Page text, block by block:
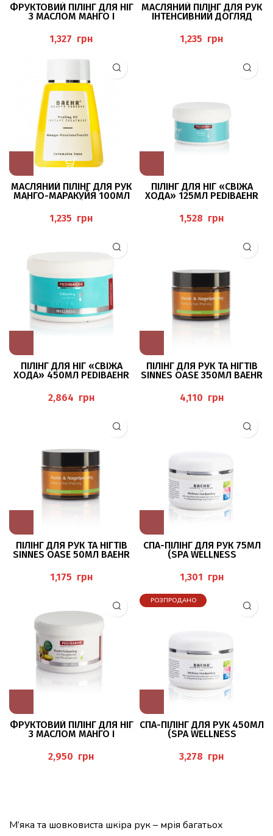
ФРУКТОВИЙ ПІЛІНГ ДЛЯ НІГ
З МАСЛОМ МАНГО І
125МЛ (FRUCHT-
FUSSPEELING) PEDIBAEHR
грн
МАСЛЯНИЙ ПІЛІНГ ДЛЯ РУК
IНТЕНСИВНИЙ ДОГЛЯД
BAEHRгрн
МАСЛЯНИЙ ПІЛІНГ ДЛЯ РУК
МАНГО-МАРАКУЙЯ 100МЛ
грн
ПІЛІНГ ДЛЯ НІГ «СВІЖА
ХОДА» 125МЛ PEDIBAEHR
грн
ПІЛІНГ ДЛЯ НІГ «СВІЖА
ХОДА» 450МЛ PEDIBAEHR
грн
ПІЛІНГ ДЛЯ РУК ТА НІГТІВ
SINNES OASE 350МЛ BAEHR
грн
ПІЛІНГ ДЛЯ РУК ТА НІГТІВ
SINNES OASE 50МЛ BAEHR
грн
СПА-ПІЛІНГ ДЛЯ РУК 75МЛ
(SPA WELLNESS
грн
ФРУКТОВИЙ ПІЛІНГ ДЛЯ НІГ
З МАСЛОМ МАНГО І
450МЛ (FRUCHT-
FUSSPEELING) PEDIBAEHR
грн
РОЗПРОДАНО
СПА-ПІЛІНГ ДЛЯ РУК 450МЛ
(SPA WELLNESS
грн
М’яка та шовковиста шкіра рук – мрія багатьох